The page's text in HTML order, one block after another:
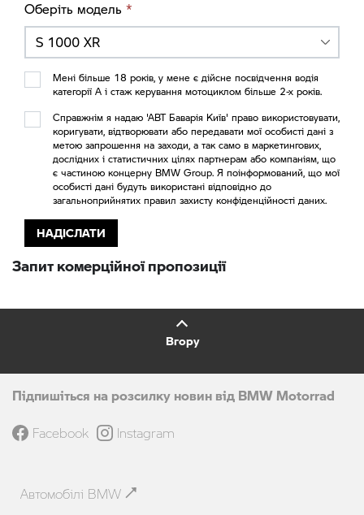
Оберіть модель *
S 1000 XR
Мені більше 18 років, у мене є дійсне посвідчення водія
категорії А і стаж керування мотоциклом більше 2-х років.
Справжнім я надаю 'АВТ Баварія Київ' право використовувати,
коригувати, відтворювати або передавати мої особисті дані з
метою запрошення на заходи, а так само в маркетингових,
дослідних і статистичних цілях партнерам або компаніям, що
є частиною концерну BMW Group. Я поінформований, що мої
особисті дані будуть використані відповідно до
загальноприйнятих правил захисту конфіденційності даних.
НАДІСЛАТИ
Запит комерційної пропозиції
Вгору
Підпишіться на розсилку новин від BMW Motorrad
Facebook Instagram
Автомобілі BMW